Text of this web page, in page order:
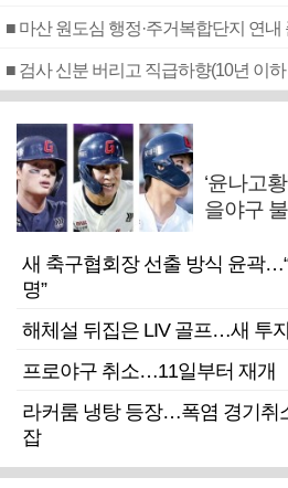
■ 마산 원도심 행정·주거복합단지 연내
‘윤나고
을야구
새 축구협회장 선출 방식 윤곽
명”
해체설 뒤집은 LIV 골프…새 투자
프로야구 취소…11일부터 재개
라커룸 냉탕 등장…폭염 경기취
잡